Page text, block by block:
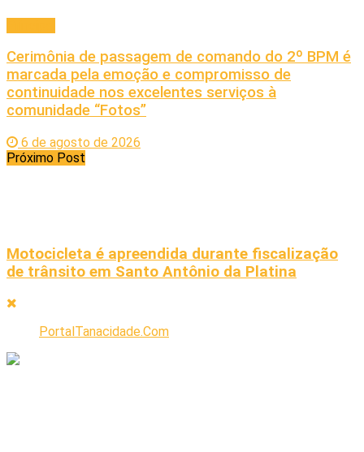
Cerimônia de passagem de comando do 2º BPM é
marcada pela emoção e compromisso de
continuidade nos excelentes serviços à
comunidade “Fotos”
6 de agosto de 2026
Próximo Post
Motocicleta é apreendida durante fiscalização
de trânsito em Santo Antônio da Platina
PortalTanacidade.Com